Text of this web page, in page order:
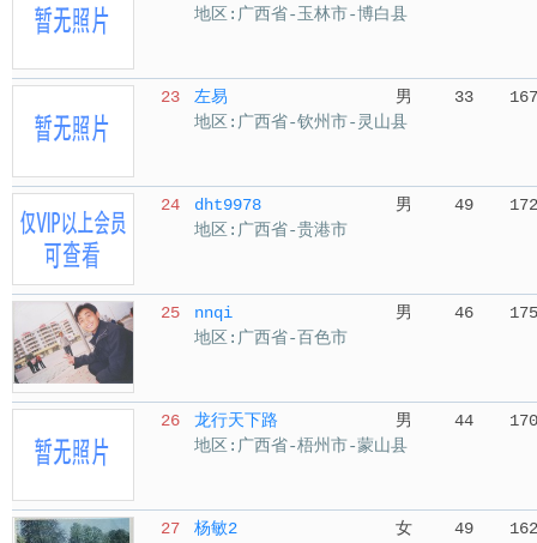
地区:广西省-玉林市-博白县
23 左易 男 33
167
地区:广西省-钦州市-灵山县
24 dht9978 男 49
172
地区:广西省-贵港市
25 nnqi 男 46
175
地区:广西省-百色市
26 龙行天下路 男 44
170
地区:广西省-梧州市-蒙山县
27 杨敏2 女 49
162